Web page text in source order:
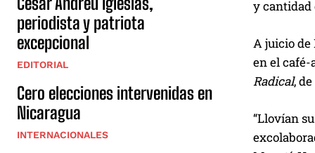
periodista y patriota
excepcional
EDITORIAL
Cero elecciones intervenidas en
Nicaragua
INTERNACIONALES
y cantidad
A juicio de
en el café-
Radical,
“Llovían